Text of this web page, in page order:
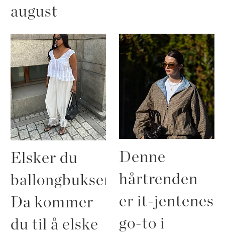
august
Elsker du
ballongbukser?
Da kommer
du til å elske
Denne
hårtrenden
er it-jentenes
go-to i